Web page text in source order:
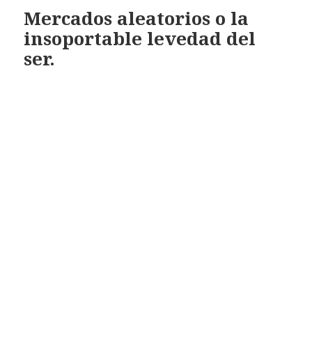
Mercados aleatorios o la
insoportable levedad del
ser.